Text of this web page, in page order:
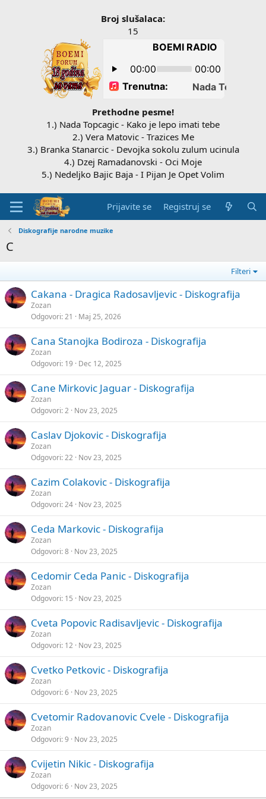
Broj slušalaca:
15
Prethodne pesme!
1.) Nada Topcagic - Kako je lepo imati tebe
2.) Vera Matovic - Trazices Me
3.) Branka Stanarcic - Devojka sokolu zulum ucinula
4.) Dzej Ramadanovski - Oci Moje
5.) Nedeljko Bajic Baja - I Pijan Je Opet Volim
Prijavite se Registruj se
Diskografije narodne muzike
C
Filteri
Cakana - Dragica Radosavljevic - Diskografija
Zozan
Odgovori 21 Maj 25, 2026
Cana Stanojka Bodiroza - Diskografija
Zozan
Odgovori 19 Dec 12, 2025
Cane Mirkovic Jaguar - Diskografija
Zozan
Odgovori 2 Nov 23, 2025
Caslav Djokovic - Diskografija
Zozan
Odgovori 22 Nov 23, 2025
Cazim Colakovic - Diskografija
Zozan
Odgovori 24 Nov 23, 2025
Ceda Markovic - Diskografija
Zozan
Odgovori 8 Nov 23, 2025
Cedomir Ceda Panic - Diskografija
Zozan
Odgovori 15 Nov 23, 2025
Cveta Popovic Radisavljevic - Diskografija
Zozan
Odgovori 12 Nov 23, 2025
Cvetko Petkovic - Diskografija
Zozan
Odgovori 6 Nov 23, 2025
Cvetomir Radovanovic Cvele - Diskografija
Zozan
Odgovori 9 Nov 23, 2025
Cvijetin Nikic - Diskografija
Zozan
Odgovori 6 Nov 23, 2025